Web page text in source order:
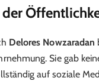
Delores Nowzaradan
Sie gab
auf soziale